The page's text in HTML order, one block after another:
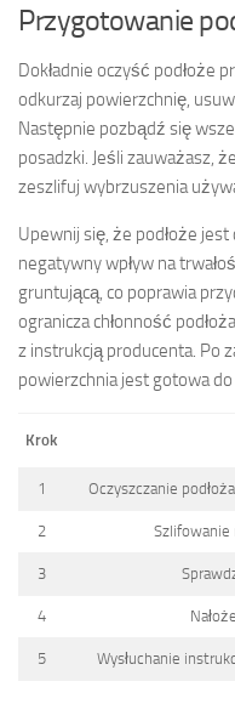
Przygotowanie
Dokładnie oczyść podłoże
odkurzaj powierzchnię,
Następnie pozbądź się
posadzki. Jeśli zauważasz,
zeszlifuj wybrzuszenia
Upewnij się, że podłoże
negatywny wpływ na
gruntującą, co poprawia
ogranicza chłonność
z instrukcją producenta. Po
powierzchnia jest gotowa
Krok
1 Oczyszczanie
2 Szlifowanie
3
4
5 Wysłuchanie